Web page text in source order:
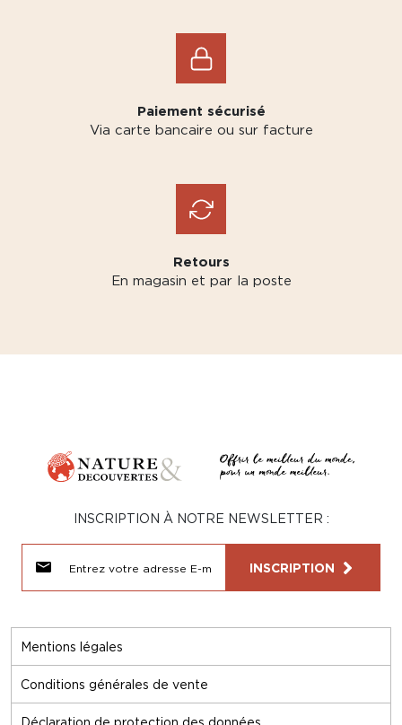
Paiement sécurisé
Via carte bancaire ou sur facture
Retours
En magasin et par la poste
Mentions légales
Conditions générales de vente
Déclaration de protection des données
INSCRIPTION À NOTRE NEWSLETTER :
INSCRIPTION